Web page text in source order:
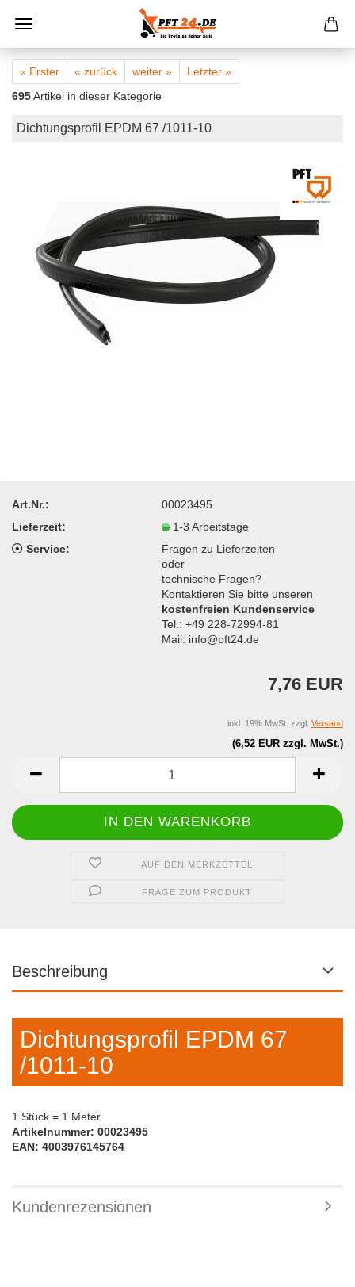
« Erster « zurück weiter »
Letzter »
695Artikel in dieser Kategorie
Dichtungsprofil EPDM 67 /1011-10
Art.Nr.:
00023495
Lieferzeit:
1-3 Arbeitstage
Service:
Fragen zu Lieferzeiten
oder
technische Fragen?
Kontaktieren Sie bitte unseren
kostenfreien Kundenservice
Tel.: +49 228-72994-81
Mail: info@pft24.de
7,76 EUR
(6,52 EUR zzgl. MwSt.)
inkl. 19% MwSt. zzgl. Versand
AUF DEN MERKZETTEL
FRAGE ZUM PRODUKT
Beschreibung
Dichtungsprofil EPDM 67
/1011-10
1 Stück = 1 Meter
Artikelnummer: 00023495
EAN: 4003976145764
Kundenrezensionen